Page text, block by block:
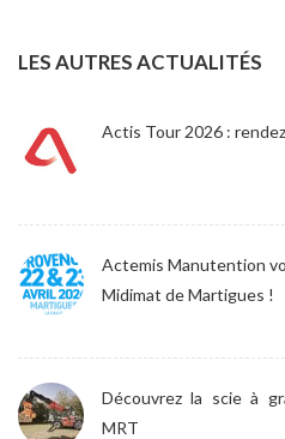
LES AUTRES ACTUALITÉS
Actis Tour 2026 :
Actemis Manutention
Midimat de Martigues !
Découvrez la scie à
MRT